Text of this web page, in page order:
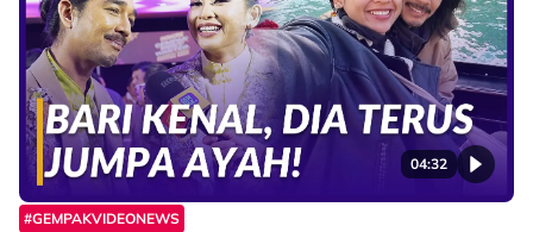
04:32
#GEMPAKVIDEONEWS